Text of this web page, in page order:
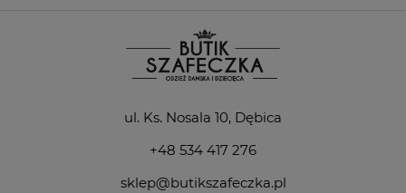
ul. Ks. Nosala 10, Dębica
+48 534 417 276
sklep@butikszafeczka.pl